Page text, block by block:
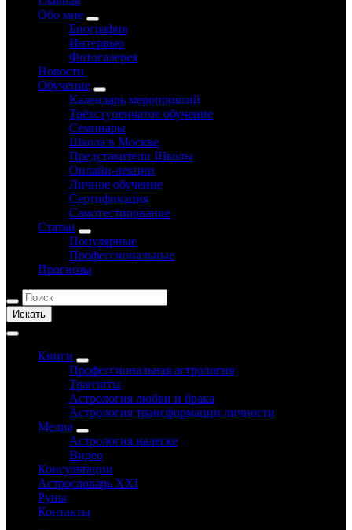
Обо мне
Биография
Интервью
Фотогалерея
Новости
Обучение
Календарь мероприятий
Трёхступенчатое обучение
Семинары
Школа в Москве
Представители Школы
Онлайн-лекции
Личное обучение
Сертификация
Самотестирование
Статьи
Популярные
Профессиональные
Прогнозы
Искать
Книги
Профессиональная астрология
Транзиты
Астрология любви и брака
Астрология трансформации личности
Медиа
Астрология налегке
Видео
Консультации
Астрословарь XXI
Руны
Контакты